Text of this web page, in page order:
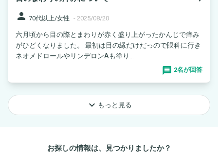
person 70代以上/女性 - 2025/08/20
六月頃から目の際とまわりが赤く盛り上がったかんじで痒み
がひどくなりました。 最初は目の縁だけだっので眼科に行き
ネオメドロールやリンデロンAも塗り...
2名が回答
keyboard_arrow_down もっと見る
お探しの情報は、見つかりましたか？